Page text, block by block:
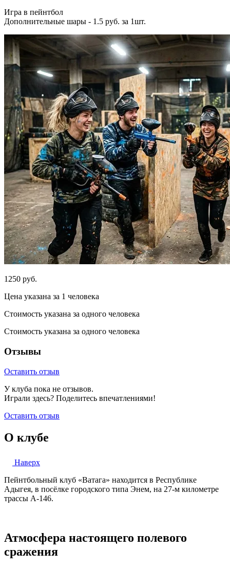
Игра в пейнтбол
Дополнительные шары - 1.5 руб. за 1шт.
1250 руб.
Цена указана за 1 человека
Стоимость указана за одного человека
Стоимость указана за одного человека
Отзывы
Оставить отзыв
У клуба пока не отзывов.
Играли здесь? Поделитесь впечатлениями!
Оставить отзыв
О клубе
Наверх
Пейнтбольный клуб «Ватага» находится в Республике
Адыгея, в посёлке городского типа Энем, на 27-м километре
трассы А-146.
Атмосфера настоящего полевого
сражения